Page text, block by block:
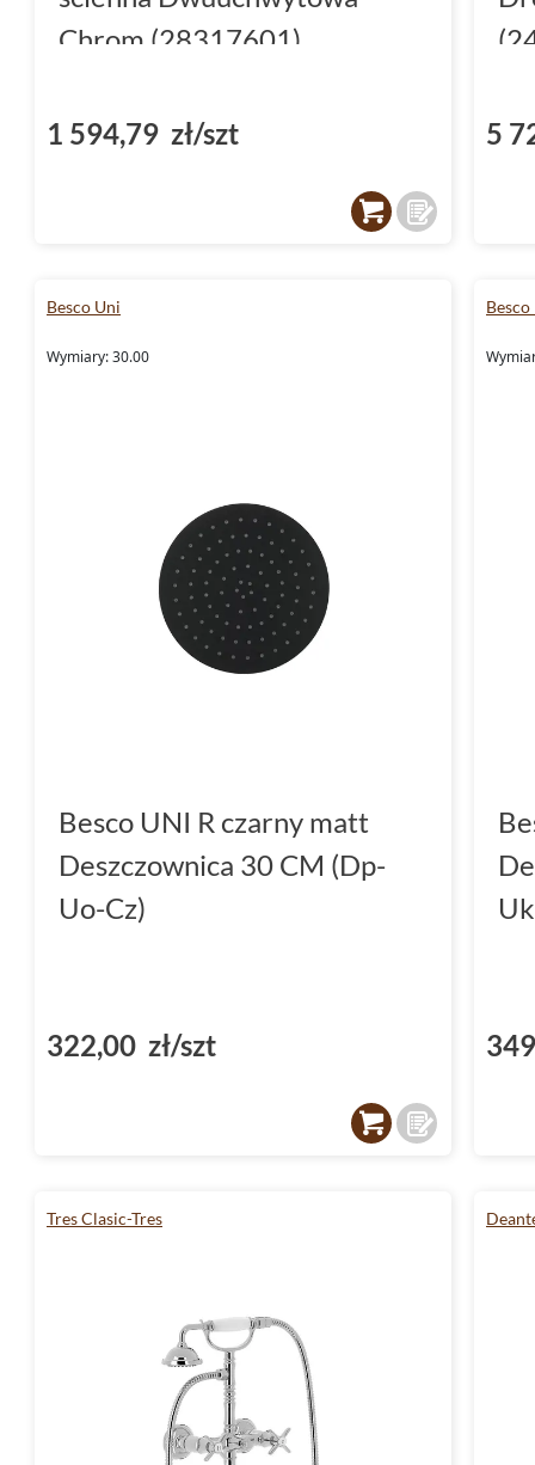
Chrom (28317601)
1 594,79 zł/szt 5
Besco Uni
Wymiary: 30.00
Besco UNI R czarny matt
Deszczownica 30 CM (Dp-
Uo-Cz)
322,00 zł/szt
Tres Clasic-Tres